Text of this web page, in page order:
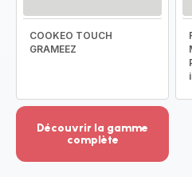
COOKEO TOUCH
GRAMEEZ
Découvrir la gamme
complète